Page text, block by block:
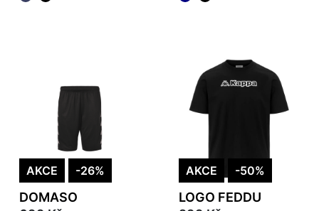
AKCE -26%
DOMASO
AKCE -50%
LOGO FEDDU